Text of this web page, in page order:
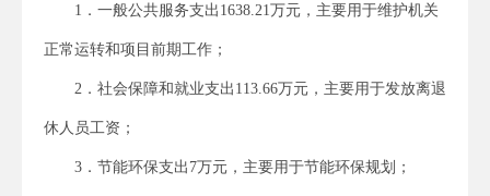
1．一般公共服务支出1638.21万元，主要用于维护机关
正常运转和项目前期工作；
2．社会保障和就业支出113.66万元，主要用于发放离退
休人员工资；
3．节能环保支出7万元，主要用于节能环保规划；